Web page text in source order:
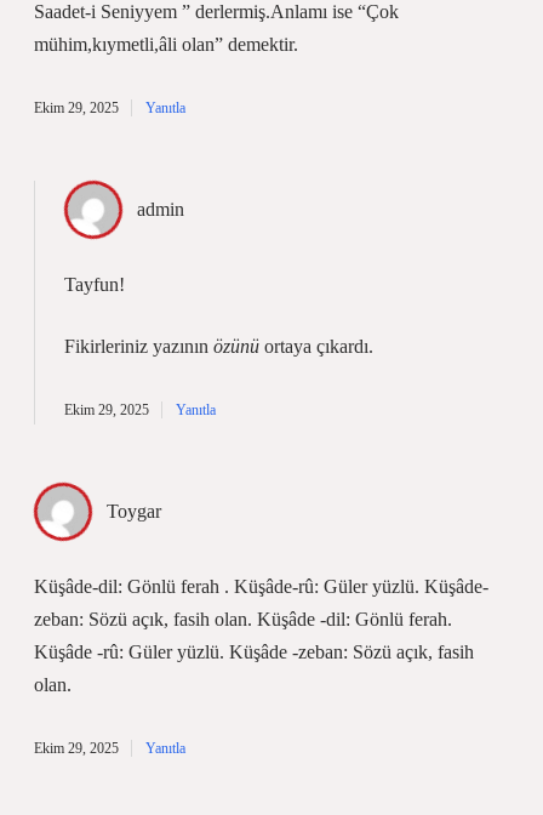
Saadet-i Seniyyem ” derlermiş.Anlamı ise “Çok
mühim,kıymetli,âli olan” demektir.
Ekim 29, 2025 Yanıtla
admin
Tayfun!
Fikirleriniz yazının özünü ortaya çıkardı.
Ekim 29, 2025 Yanıtla
Toygar
Küşâde-dil: Gönlü ferah . Küşâde-rû: Güler yüzlü. Küşâde-
zeban: Sözü açık, fasih olan. Küşâde -dil: Gönlü ferah.
Küşâde -rû: Güler yüzlü. Küşâde -zeban: Sözü açık, fasih
olan.
Ekim 29, 2025 Yanıtla